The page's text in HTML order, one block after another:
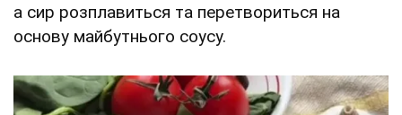
а сир розплавиться та перетвориться на
основу майбутнього соусу.